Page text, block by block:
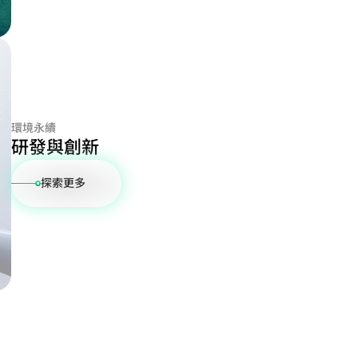
環境永續
研發與創新
探索更多